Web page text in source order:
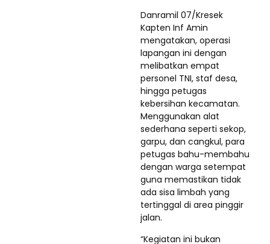
Danramil 07/Kresek
Kapten Inf Amin
mengatakan, operasi
lapangan ini dengan
melibatkan empat
personel TNI, staf desa,
hingga petugas
kebersihan kecamatan.
Menggunakan alat
sederhana seperti sekop,
garpu, dan cangkul, para
petugas bahu-membahu
dengan warga setempat
guna memastikan tidak
ada sisa limbah yang
tertinggal di area pinggir
jalan.
“Kegiatan ini bukan